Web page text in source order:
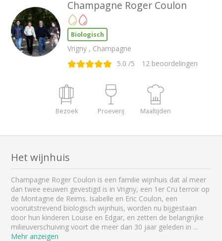
Champagne Roger Coulon
Biologisch
Vrigny , Champagne
5.0 /5 12 beoordelingen
Bezoek Proeverij Maaltijden
Het wijnhuis
Champagne Roger Coulon is een familie wijnhuis dat al meer
dan twee eeuwen gevestigd is in Vrigny, een 1er Cru terroir op
de Montagne de Reims. Isabelle en Eric Coulon, een
vooruitstrevend biologisch wijnhuis, worden nu bijgestaan
door hun kinderen Louise en Edgar, en zetten de belangrijke
milieuverschuiving voort die meer dan 30 jaar geleden in ...
Mehr anzeigen